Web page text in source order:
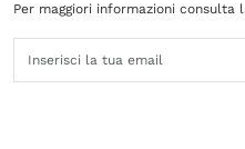
Per maggiori informazioni consulta